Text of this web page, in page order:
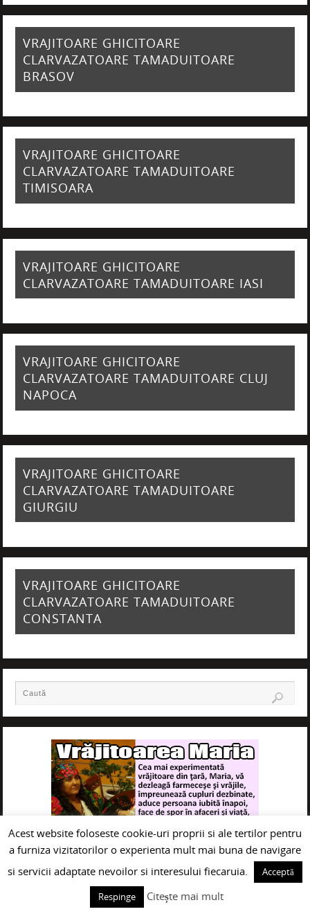
VRAJITOARE GHICITOARE
CLARVAZATOARE TAMADUITOARE
BRASOV
VRAJITOARE GHICITOARE
CLARVAZATOARE TAMADUITOARE
TIMISOARA
VRAJITOARE GHICITOARE
CLARVAZATOARE TAMADUITOARE IASI
VRAJITOARE GHICITOARE
CLARVAZATOARE TAMADUITOARE CLUJ
NAPOCA
VRAJITOARE GHICITOARE
CLARVAZATOARE TAMADUITOARE
GIURGIU
VRAJITOARE GHICITOARE
CLARVAZATOARE TAMADUITOARE
CONSTANTA
Acest website foloseste cookie-uri proprii si ale tertilor pentru
a furniza vizitatorilor o experienta mult mai buna de navigare
si servicii adaptate nevoilor si interesului fiecaruia.
Acceptă
Respinge
Citește mai mult